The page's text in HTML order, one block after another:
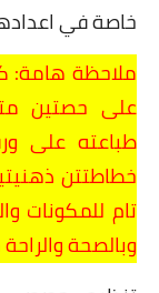
خاصة في
ملاحظة
على حصتين
تام للمكونات
وبالصحة